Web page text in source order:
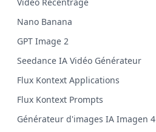
Nano Banana
GPT Image 2
Seedance IA Vidéo Générateur
Flux Kontext Applications
Flux Kontext Prompts
Générateur d'images IA Imagen 4